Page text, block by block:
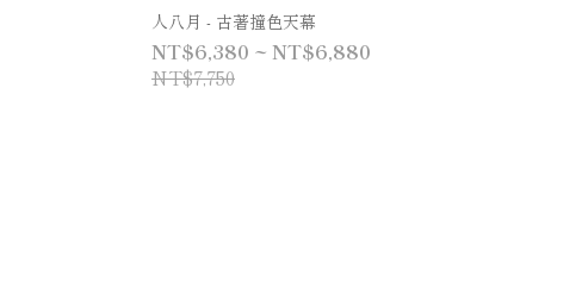
人八月 - 古著撞色天幕
NT$6,380 ~ NT$6,880
NT$7,750